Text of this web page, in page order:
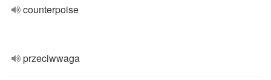
counterpoise
przeciwwaga